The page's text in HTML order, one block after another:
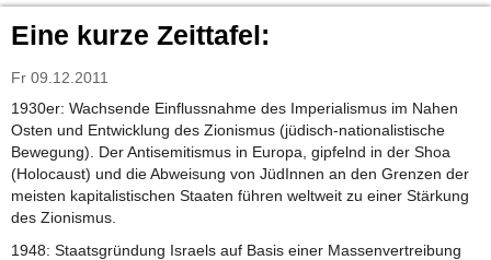
Eine kurze Zeittafel:
Fr 09.12.2011
1930er: Wachsende Einflussnahme des Imperialismus im Nahen
Osten und Entwicklung des Zionismus (jüdisch-nationalistische
Bewegung). Der Antisemitismus in Europa, gipfelnd in der Shoa
(Holocaust) und die Abweisung von JüdInnen an den Grenzen der
meisten kapitalistischen Staaten führen weltweit zu einer Stärkung
des Zionismus.
1948: Staatsgründung Israels auf Basis einer Massenvertreibung